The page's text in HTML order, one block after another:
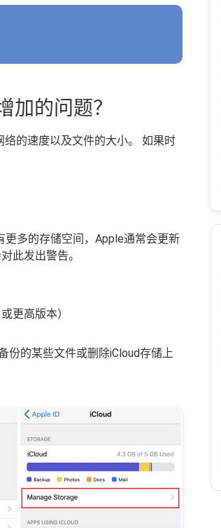
加的问题？
的速度以及文件的大小。 如果时
更多的存储空间，Apple通常会更新
此发出警告。
更高版本）
份的某些文件或删除iCloud存储上